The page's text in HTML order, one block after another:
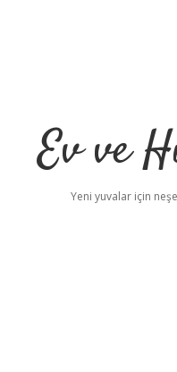
Ev ve
Yeni yuvalar için